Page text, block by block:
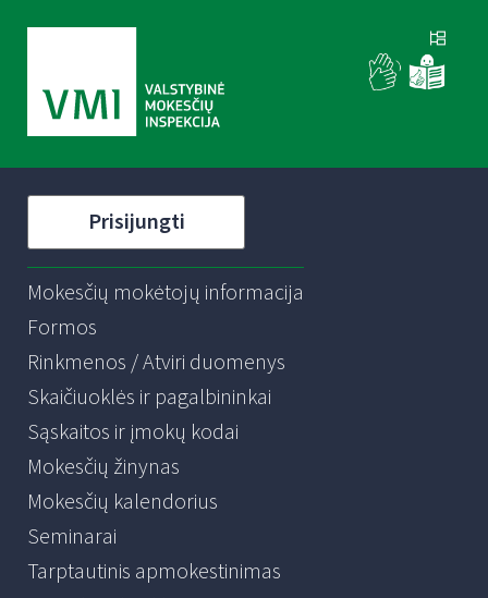
Prisijungti
Mokesčių mokėtojų informacija
Formos
Rinkmenos / Atviri duomenys
Skaičiuoklės ir pagalbininkai
Sąskaitos ir įmokų kodai
Mokesčių žinynas
Mokesčių kalendorius
Seminarai
Tarptautinis apmokestinimas